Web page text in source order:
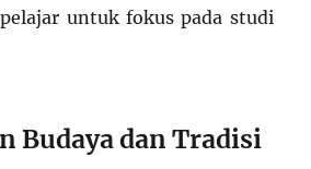
untuk fokus pada studi
Budaya dan Tradisi